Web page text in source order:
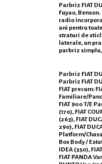
Parbriz FIAT
Fuyao,
radio
ani pentru
straturi de
laterale, un
parbriz
Parbriz FIAT
Parbriz FIAT
FIAT precum:
Familiare/
FIAT 900 T/E
(170), FIAT
(263), FIAT
290), FIAT
Platform/
Box Body /
IDEA (350),
FIAT PANDA